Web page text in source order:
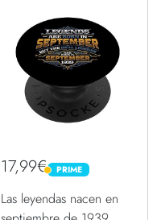
17,99€ PRIME
PRIME
Las leyendas nacen en